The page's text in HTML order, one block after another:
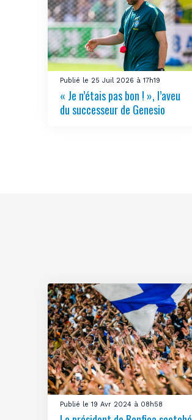
Publié le 25 Juil 2026 à 17h19
« Je n’étais pas bon ! », l’aveu
du successeur de Genesio
Publié le 19 Avr 2024 à 08h58